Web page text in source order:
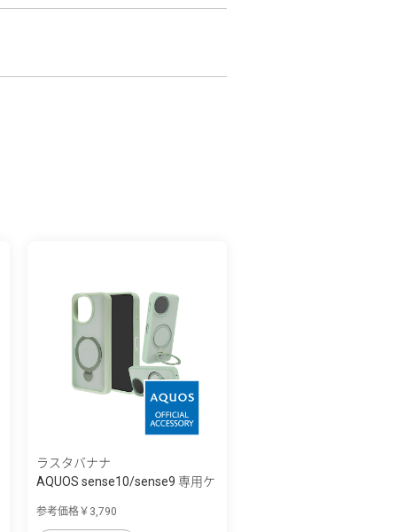
ラスタバナナ
AQUOS sense10/sense9 専用ケ
参考価格￥3,790